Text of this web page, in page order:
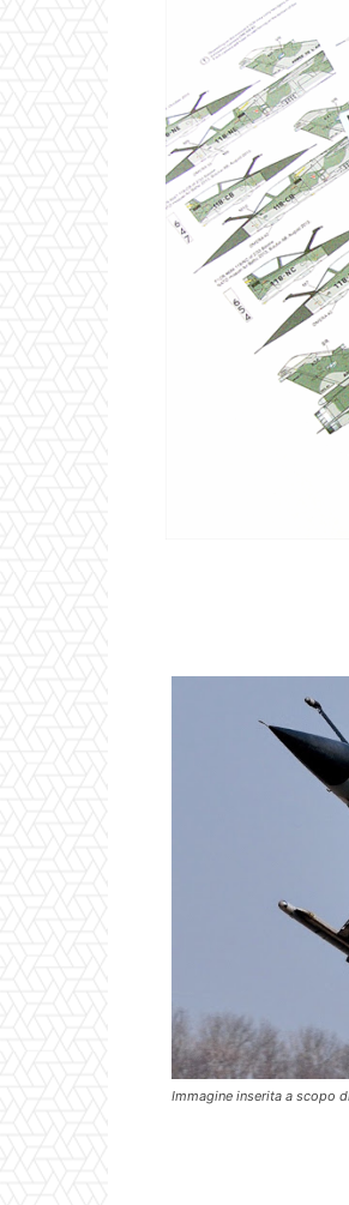
Immagine inserita a scopo